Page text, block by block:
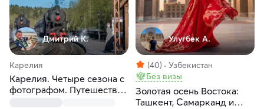
Дмитрий К.
Карелия
Карелия. Четыре сезона с
фотографом. Путешествие
Улугбек А.
(40)
Узбекистан
Без визы
Золотая осень Востока:
Ташкент, Самарканд и